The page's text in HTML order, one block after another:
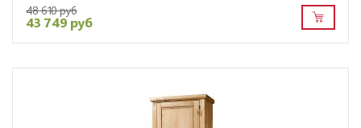
48 610 руб
43 749 руб